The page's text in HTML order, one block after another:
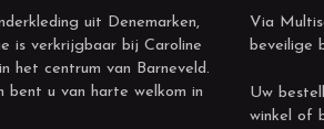
uit Denemarken,
is verkrijgbaar bij Caroline
het centrum van Barneveld.
bent u van harte welkom in
Via
beveilige
Uw
winkel of